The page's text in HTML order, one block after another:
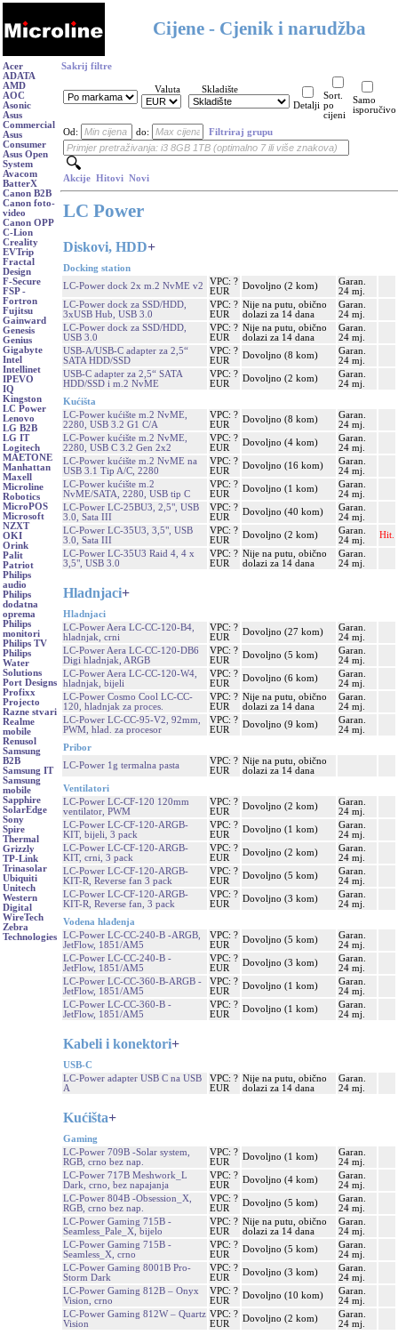
Cijene - Cjenik i narudžba
Acer
ADATA
AMD
AOC
Asonic
Asus
Commercial
Asus
Consumer
Asus Open
System
Avacom
BatterX
Canon B2B
Canon foto-
video
Canon OPP
C-Lion
Creality
EVTrip
Fractal
Design
F-Secure
FSP -
Fortron
Fujitsu
Gainward
Genesis
Genius
Gigabyte
Intel
Intellinet
IPEVO
IQ
Kingston
LC Power
Lenovo
LG B2B
LG IT
Logitech
MAETONE
Manhattan
Maxell
Microline
Robotics
MicroPOS
Microsoft
NZXT
OKI
Orink
Palit
Patriot
Philips
audio
Philips
dodatna
oprema
Philips
monitori
Philips TV
Philips
Water
Solutions
Port Designs
Profixx
Projecto
Razne stvari
Realme
mobile
Renusol
Samsung
B2B
Samsung IT
Samsung
mobile
Sapphire
SolarEdge
Sony
Spire
Thermal
Grizzly
TP-Link
Trinasolar
Ubiquiti
Unitech
Western
Digital
WireTech
Zebra
Technologies
Sakrij filtre
Valuta
Skladište
Detalji
Sort.
po
cijeni
Samo
isporučivo
Od: do: Filtriraj grupu
Akcije Hitovi Novi
LC Power
Diskovi, HDD+
Docking station
LC-Power dock 2x m.2 NvME v2
VPC: ?
EUR
Dovoljno (2 kom)
Garan.
24 mj.
LC-Power dock za SSD/HDD,
3xUSB Hub, USB 3.0
VPC: ?
EUR
Nije na putu, obično
dolazi za 14 dana
Garan.
24 mj.
LC-Power dock za SSD/HDD,
USB 3.0
VPC: ?
EUR
Nije na putu, obično
dolazi za 14 dana
Garan.
24 mj.
USB-A/USB-C adapter za 2,5“
SATA HDD/SSD
VPC: ?
EUR
Dovoljno (8 kom)
Garan.
24 mj.
USB-C adapter za 2,5“ SATA
HDD/SSD i m.2 NvME
VPC: ?
EUR
Dovoljno (2 kom)
Garan.
24 mj.
Kućišta
LC-Power kućište m.2 NvME,
2280, USB 3.2 G1 C/A
VPC: ?
EUR
Dovoljno (8 kom)
Garan.
24 mj.
LC-Power kućište m.2 NvME,
2280, USB C 3.2 Gen 2x2
VPC: ?
EUR
Dovoljno (4 kom)
Garan.
24 mj.
LC-Power kućište m.2 NvME na
USB 3.1 Tip A/C, 2280
VPC: ?
EUR
Dovoljno (16 kom)
Garan.
24 mj.
LC-Power kućište m.2
NvME/SATA, 2280, USB tip C
VPC: ?
EUR
Dovoljno (1 kom)
Garan.
24 mj.
LC-Power LC-25BU3, 2,5", USB
3.0, Sata III
VPC: ?
EUR
Dovoljno (40 kom)
Garan.
24 mj.
LC-Power LC-35U3, 3,5", USB
3.0, Sata III
VPC: ?
EUR
Dovoljno (2 kom)
Garan.
24 mj.
Hit.
LC-Power LC-35U3 Raid 4, 4 x
3,5", USB 3.0
VPC: ?
EUR
Nije na putu, obično
dolazi za 14 dana
Garan.
24 mj.
Hladnjaci+
Hladnjaci
LC-Power Aera LC-CC-120-B4,
hladnjak, crni
VPC: ?
EUR
Dovoljno (27 kom)
Garan.
24 mj.
LC-Power Aera LC-CC-120-DB6
Digi hladnjak, ARGB
VPC: ?
EUR
Dovoljno (5 kom)
Garan.
24 mj.
LC-Power Aera LC-CC-120-W4,
hladnjak, bijeli
VPC: ?
EUR
Dovoljno (6 kom)
Garan.
24 mj.
LC-Power Cosmo Cool LC-CC-
120, hladnjak za proces.
VPC: ?
EUR
Nije na putu, obično
dolazi za 14 dana
Garan.
24 mj.
LC-Power LC-CC-95-V2, 92mm,
PWM, hlad. za procesor
VPC: ?
EUR
Dovoljno (9 kom)
Garan.
24 mj.
Pribor
LC-Power 1g termalna pasta
VPC: ?
EUR
Nije na putu, obično
dolazi za 14 dana
Ventilatori
LC-Power LC-CF-120 120mm
ventilator, PWM
VPC: ?
EUR
Dovoljno (2 kom)
Garan.
24 mj.
LC-Power LC-CF-120-ARGB-
KIT, bijeli, 3 pack
VPC: ?
EUR
Dovoljno (1 kom)
Garan.
24 mj.
LC-Power LC-CF-120-ARGB-
KIT, crni, 3 pack
VPC: ?
EUR
Dovoljno (2 kom)
Garan.
24 mj.
LC-Power LC-CF-120-ARGB-
KIT-R, Reverse fan 3 pack
VPC: ?
EUR
Dovoljno (5 kom)
Garan.
24 mj.
LC-Power LC-CF-120-ARGB-
KIT-R, Reverse fan, 3 pack
VPC: ?
EUR
Dovoljno (3 kom)
Garan.
24 mj.
Vodena hlađenja
LC-Power LC-CC-240-B -ARGB,
JetFlow, 1851/AM5
VPC: ?
EUR
Dovoljno (5 kom)
Garan.
24 mj.
LC-Power LC-CC-240-B -
JetFlow, 1851/AM5
VPC: ?
EUR
Dovoljno (3 kom)
Garan.
24 mj.
LC-Power LC-CC-360-B-ARGB -
JetFlow, 1851/AM5
VPC: ?
EUR
Dovoljno (1 kom)
Garan.
24 mj.
LC-Power LC-CC-360-B -
JetFlow, 1851/AM5
VPC: ?
EUR
Dovoljno (1 kom)
Garan.
24 mj.
Kabeli i konektori+
USB-C
LC-Power adapter USB C na USB
A
VPC: ?
EUR
Nije na putu, obično
dolazi za 14 dana
Garan.
24 mj.
Kućišta+
Gaming
LC-Power 709B -Solar system,
RGB, crno bez nap.
VPC: ?
EUR
Dovoljno (1 kom)
Garan.
24 mj.
LC-Power 717B Meshwork_L
Dark, crno, bez napajanja
VPC: ?
EUR
Dovoljno (4 kom)
Garan.
24 mj.
LC-Power 804B -Obsession_X,
RGB, crno bez nap.
VPC: ?
EUR
Dovoljno (5 kom)
Garan.
24 mj.
LC-Power Gaming 715B -
Seamless_Pale_X, bijelo
VPC: ?
EUR
Nije na putu, obično
dolazi za 14 dana
Garan.
24 mj.
LC-Power Gaming 715B -
Seamless_X, crno
VPC: ?
EUR
Dovoljno (5 kom)
Garan.
24 mj.
LC-Power Gaming 8001B Pro-
Storm Dark
VPC: ?
EUR
Dovoljno (3 kom)
Garan.
24 mj.
LC-Power Gaming 812B – Onyx
Vision, crno
VPC: ?
EUR
Dovoljno (10 kom)
Garan.
24 mj.
LC-Power Gaming 812W – Quartz
Vision
VPC: ?
EUR
Dovoljno (2 kom)
Garan.
24 mj.